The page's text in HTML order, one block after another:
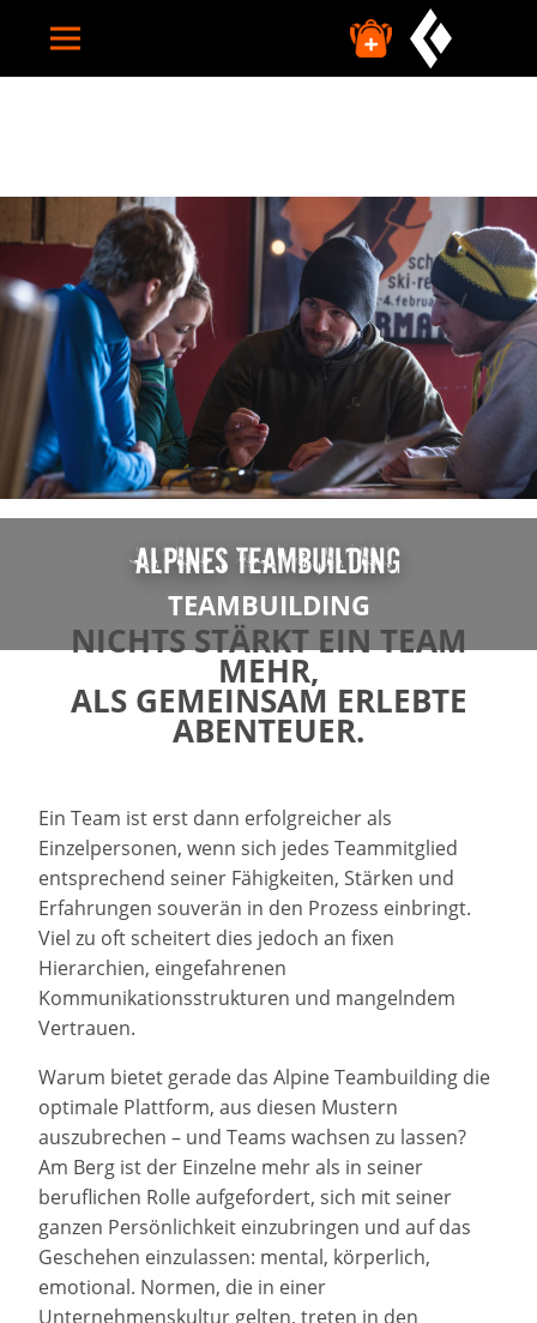
INDIVIDUELLE CAMPS
FAQ
ÜBER UNS
TUTORIALS
SUCHE
Alpines Teambuilding
TEAMBUILDING
NICHTS STÄRKT EIN TEAM
MEHR,
ALS GEMEINSAM ERLEBTE
ABENTEUER.
Ein Team ist erst dann erfolgreicher als
Einzelpersonen, wenn sich jedes Teammitglied
entsprechend seiner Fähigkeiten, Stärken und
Erfahrungen souverän in den Prozess einbringt.
Viel zu oft scheitert dies jedoch an fixen
Hierarchien, eingefahrenen
Kommunikationsstrukturen und mangelndem
Vertrauen.
Warum bietet gerade das Alpine Teambuilding die
optimale Plattform, aus diesen Mustern
auszubrechen – und Teams wachsen zu lassen?
Am Berg ist der Einzelne mehr als in seiner
beruflichen Rolle aufgefordert, sich mit seiner
ganzen Persönlichkeit einzubringen und auf das
Geschehen einzulassen: mental, körperlich,
emotional. Normen, die in einer
Unternehmenskultur gelten, treten in den